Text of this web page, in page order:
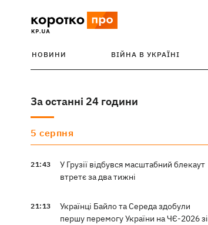
НОВИНИ ВІЙНА В УКРАЇНІ
За останні 24 години
5 серпня
21:43
У Грузії відбувся масштабний блекаут
втретє за два тижні
21:13
Українці Байло та Середа здобули
першу перемогу України на ЧЄ-2026 зі